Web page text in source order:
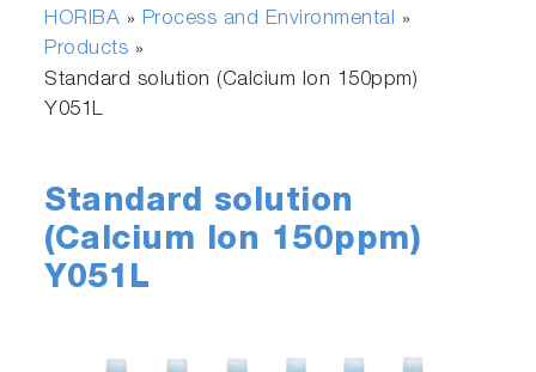
HORIBA » Process and Environmental »
Products »
Standard solution (Calcium Ion 150ppm)
Y051L
Standard solution
(Calcium Ion 150ppm)
Y051L